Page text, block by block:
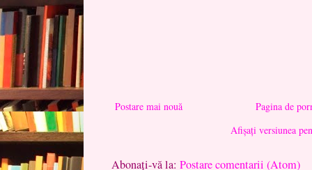
Postare mai nouă
Pagina de
Afișați versiunea
Abonați-vă la: Postare comentarii (Atom)